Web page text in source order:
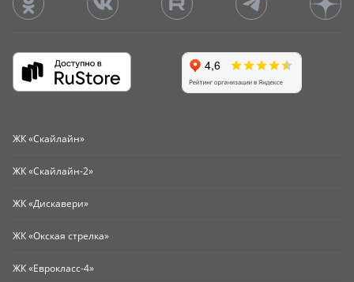
ЖК «Скайлайн»
ЖК «Скайлайн-2»
ЖК «Дискавери»
ЖК «Окская стрелка»
ЖК «Еврокласс-4»